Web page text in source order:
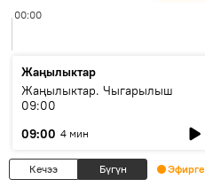
00:00
Жаңылыктар
Жаңылыктар. Чыгарылыш
09:00
09:00 4 мин
Кечээ Бүгүн Эфирге